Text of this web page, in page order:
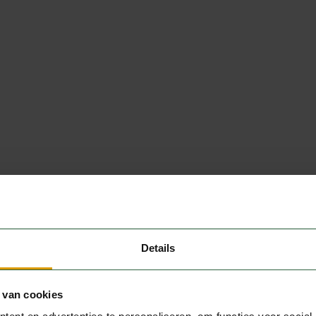
Details
cookies